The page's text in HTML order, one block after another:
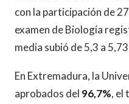
con la participación de
examen de Biología
media subió de 5,3 a
En Extremadura, la
aprobados del 96,7%, el